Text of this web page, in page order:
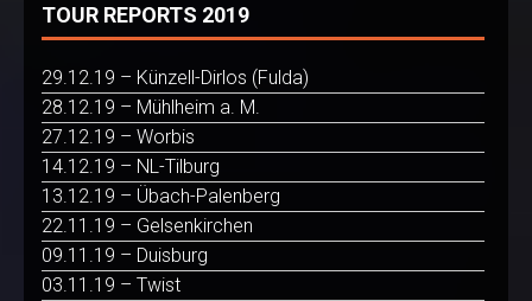
TOUR REPORTS 2019
29.12.19 – Künzell-Dirlos (Fulda)
28.12.19 – Mühlheim a. M.
27.12.19 – Worbis
14.12.19 – NL-Tilburg
13.12.19 – Übach-Palenberg
22.11.19 – Gelsenkirchen
09.11.19 – Duisburg
03.11.19 – Twist